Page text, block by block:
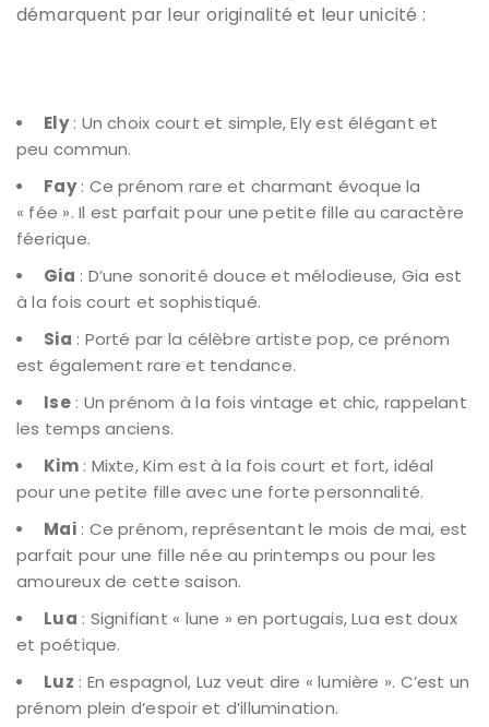
démarquent par leur originalité et leur unicité :
Ely: Un choix court et simple, Ely est élégant et
peu commun.
Fay: Ce prénom rare et charmant évoque la
« fée ». Il est parfait pour une petite fille au caractère
féerique.
Gia : D’une sonorité douce et mélodieuse, Gia est
à la fois court et sophistiqué.
Sia : Porté par la célèbre artiste pop, ce prénom
est également rare et tendance.
Ise: Un prénom à la fois vintage et chic, rappelant
les temps anciens.
Kim: Mixte, Kim est à la fois court et fort, idéal
pour une petite fille avec une forte personnalité.
Mai: Ce prénom, représentant le mois de mai, est
parfait pour une fille née au printemps ou pour les
amoureux de cette saison.
Lua : Signifiant « lune » en portugais, Lua est doux
et poétique.
Luz : En espagnol, Luz veut dire « lumière ». C’est un
prénom plein d’espoir et d’illumination.